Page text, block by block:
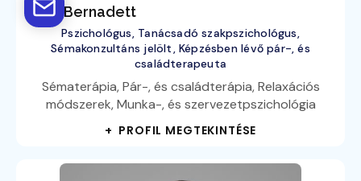
Tóth Bernadett
Pszichológus, Tanácsadó szakpszichológus,
Sémakonzultáns jelölt, Képzésben lévő pár-, és
családterapeuta
Sématerápia, Pár-, és családterápia, Relaxációs
módszerek, Munka-, és szervezetpszichológia
+ PROFIL MEGTEKINTÉSE